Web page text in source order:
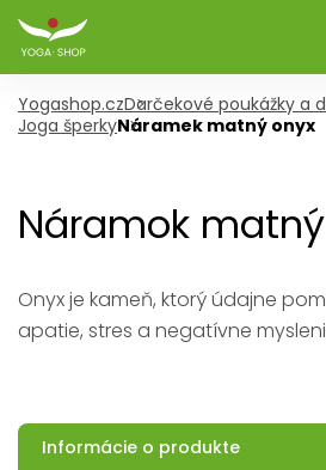
Yogashop.czDarčekové poukážky a
Joga šperkyNáramek matný onyx
Náramok
Onyx je kameň, ktorý údajne
apatie, stres a negatívne
Informácie o produkte